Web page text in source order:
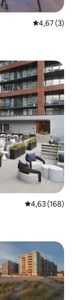
Calificación
4,67 (3)
Calificación
4,63 (168)